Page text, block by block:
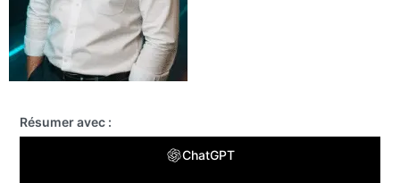
Résumer avec :
ChatGPT